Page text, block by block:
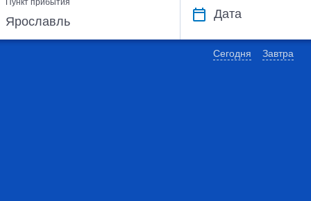
Пункт прибытия
Дата
Сегодня Завтра